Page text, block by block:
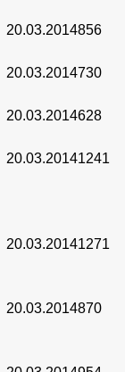
20.03.2014856
20.03.2014730
20.03.2014628
20.03.20141241
20.03.20141271
20.03.2014870